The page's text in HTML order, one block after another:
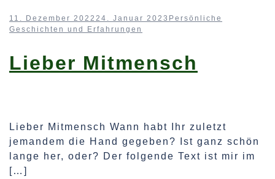
11. Dezember 2022 24. Januar 2023 Persönliche
Geschichten und Erfahrungen
Lieber Mitmensch
Lieber Mitmensch Wann habt Ihr zuletzt
jemandem die Hand gegeben? Ist ganz schön
lange her, oder? Der folgende Text ist mir im
[…]